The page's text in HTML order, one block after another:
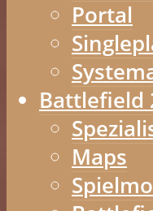
Portal
Battlefield
Maps